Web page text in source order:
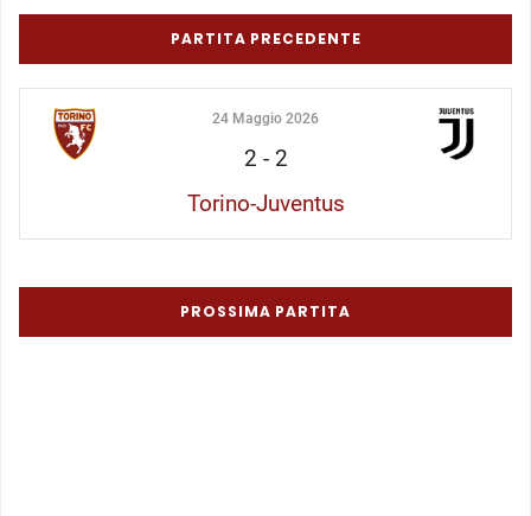
PARTITA PRECEDENTE
24 Maggio 2026
2 - 2
Torino-Juventus
PROSSIMA PARTITA